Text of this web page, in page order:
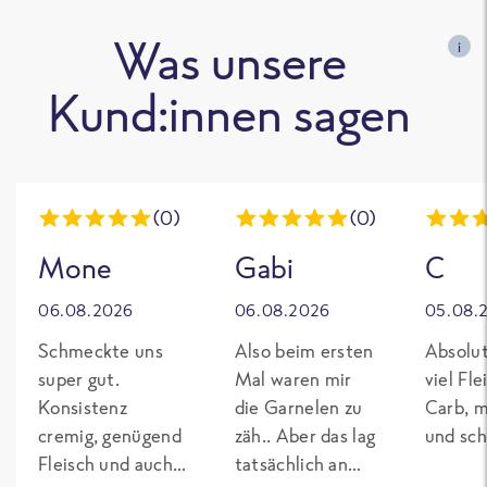
Was unsere
Kund:innen sagen
i
(0)
Mone
06.08.2026
Schmeckte uns
super gut.
Konsistenz
cremig, genügend
Fleisch und auch
(0)
Gabi
06.08.2026
Also beim ersten
Mal waren mir
die Garnelen zu
zäh.. Aber das lag
tatsächlich an
C
viel
Carb,
und